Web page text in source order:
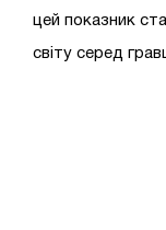
цей показник
світу серед